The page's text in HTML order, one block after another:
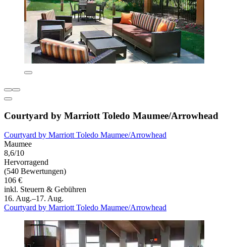
Courtyard by Marriott Toledo Maumee/Arrowhead
Courtyard by Marriott Toledo Maumee/Arrowhead
Maumee
8,6/10
Hervorragend
(540 Bewertungen)
106 €
inkl. Steuern & Gebühren
16. Aug.–17. Aug.
Courtyard by Marriott Toledo Maumee/Arrowhead